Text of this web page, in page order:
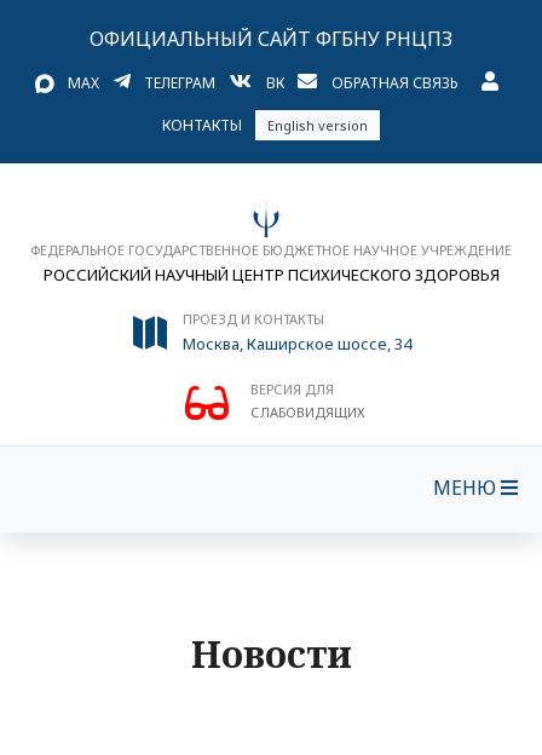
ОФИЦИАЛЬНЫЙ САЙТ ФГБНУ РНЦПЗ
MAX ТЕЛЕГРАМ ВК ОБРАТНАЯ СВЯЗЬ
КОНТАКТЫ English version
ФЕДЕРАЛЬНОЕ ГОСУДАРСТВЕННОЕ БЮДЖЕТНОЕ НАУЧНОЕ УЧРЕЖДЕНИЕ
РОССИЙСКИЙ НАУЧНЫЙ ЦЕНТР ПСИХИЧЕСКОГО ЗДОРОВЬЯ
ПРОЕЗД И КОНТАКТЫ
Москва, Каширское шоссе, 34
ВЕРСИЯ ДЛЯ
СЛАБОВИДЯЩИХ
МЕНЮ
Новости